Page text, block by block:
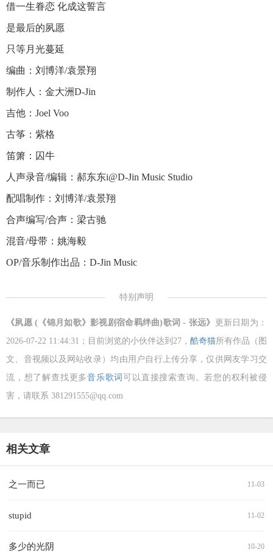
借一生眷恋 化成这誓言
是最后的夙愿
只等月光蔓延
编曲：刘博洋/袁景翔
制作人：金大洲D-Jin
吉他：Joel Voo
古筝：紫格
笛箫：囚牛
人声录音/编辑：郝东东i@D-Jin Music Studio
配唱制作：刘博洋/袁景翔
合声编写/合声：梁古驰
混音/母带：姚海毅
OP/音乐制作出品：D-Jin Music
特别声明
《夙愿 (《锦月如歌》影视剧宿命羁绊曲)歌词 - 张远》
更新日期为：
2026-07-22 11:44:31；目前浏览的小伙伴达到 27， 酷奇猫 所有作品（图
文、音视频以及网站收录）均由用户自行上传分享，仅供网友学习交
流，想了解查找更多音乐歌词 可以直接搜索查询。若您的权利被侵
害，请联系 381291555@qq.com
相关文章
11-03
之一而已
11-02
stupid
10-20
多少的光阴